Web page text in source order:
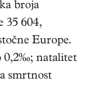
broja
35 604,
Europe.
0,2‰; natalitet
smrtnost